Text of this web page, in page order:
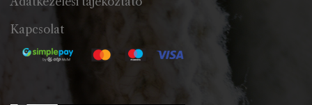
Kapcsolat